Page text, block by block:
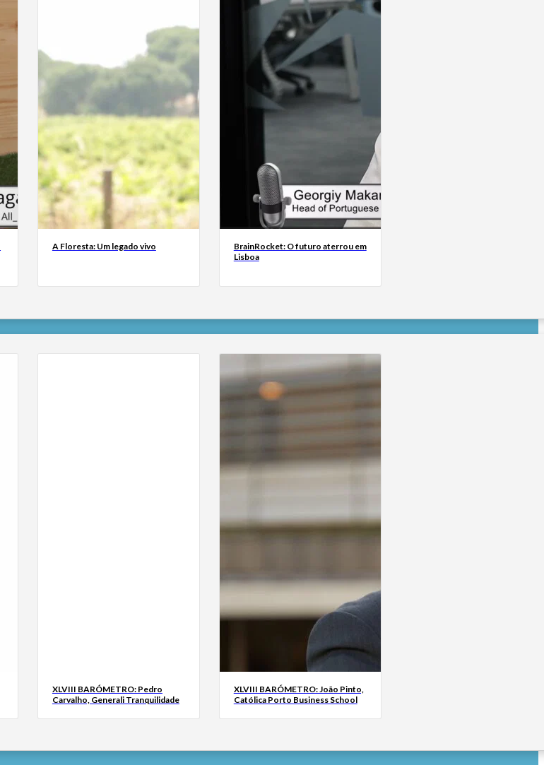
A Floresta: Um legado vivo
BrainRocket: O futuro aterrou em
Lisboa
XLVIII BARÓMETRO: Pedro
Carvalho, Generali Tranquilidade
XLVIII BARÓMETRO: João Pinto,
Católica Porto Business School